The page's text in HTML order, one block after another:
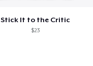
Stick It to the Critic
$23